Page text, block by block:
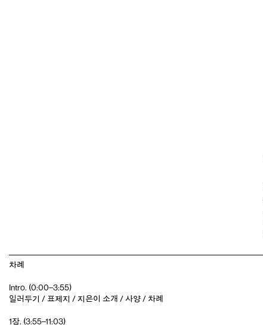
차례
Intro. (0:00–3:55)
일러두기 / 표제지 / 지은이 소개 / 사양 / 차례
1장. (3:55–11:03)